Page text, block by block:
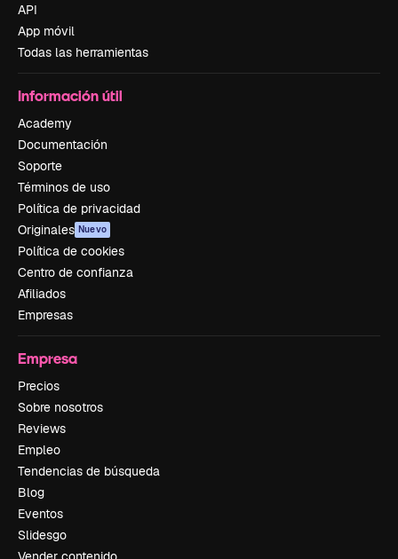
API
App móvil
Todas las herramientas
Información útil
Academy
Documentación
Soporte
Términos de uso
Política de privacidad
Originales Nuevo
Política de cookies
Centro de confianza
Afiliados
Empresas
Empresa
Precios
Sobre nosotros
Reviews
Empleo
Tendencias de búsqueda
Blog
Eventos
Slidesgo